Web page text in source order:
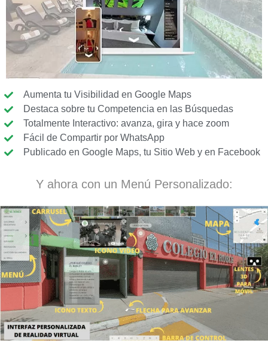
Aumenta tu Visibilidad en Google Maps
Destaca sobre tu Competencia en las Búsquedas
Totalmente Interactivo: avanza, gira y hace zoom
Fácil de Compartir por WhatsApp
Publicado en Google Maps, tu Sitio Web y en Facebook
Y ahora con un Menú Personalizado: